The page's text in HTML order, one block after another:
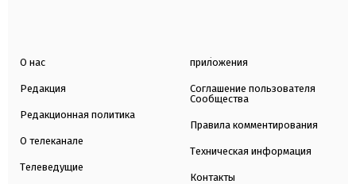
О нас
Редакция
Редакционная политика
О телеканале
Телеведущие
приложения
Соглашение пользователя
Сообщества
Правила комментирования
Техническая информация
Контакты